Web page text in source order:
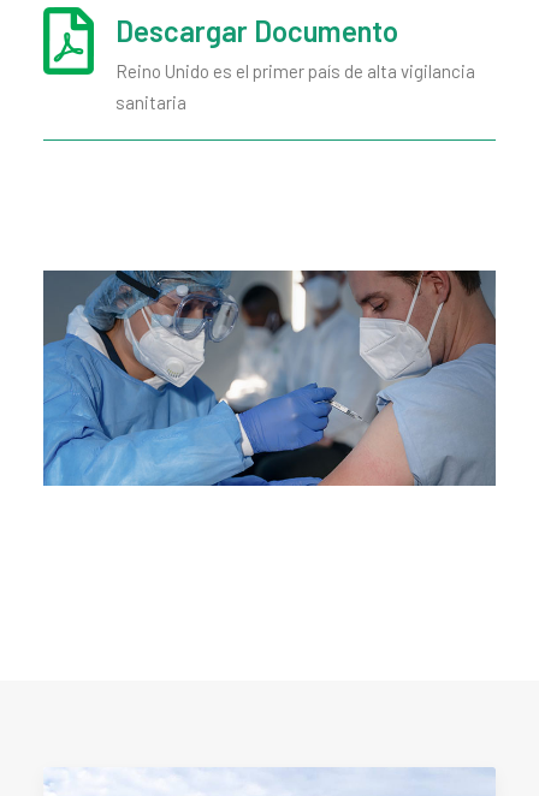
Descargar Documento
Reino Unido es el primer país de alta vigilancia
sanitaria